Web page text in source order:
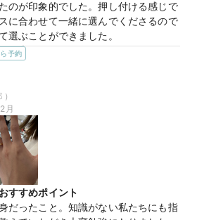
典情報
特典／11時～13時までのご来店でさらに
のが印象的でした。押し付ける感じで
に合わせて一緒に選んでくださるので
選ぶことができました。
理由
デザインでありながら、普段使いもし
りました。シンプルすぎず、さりげな
的で、長く愛用できそうだと感じてい
してみて手元になじむ感じや着け心地
典情報
特典／11時～13時までのご来店でさらに
予約
）
月
すすめポイント
だったこと。知識がない私たちにも指